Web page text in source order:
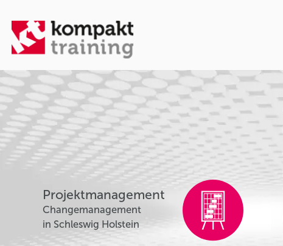
Projektmanagement
Changemanagement
in Schleswig Holstein